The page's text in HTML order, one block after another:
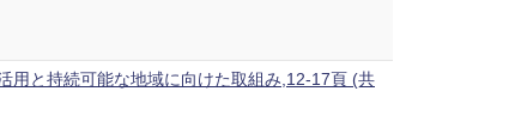
用と持続可能な地域に向けた取組み,12-17頁 (共